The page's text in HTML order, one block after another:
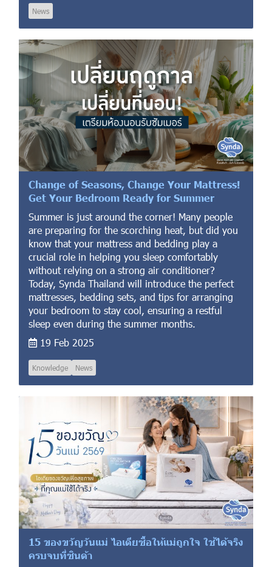
News
Change of Seasons, Change Your Mattress!
Get Your Bedroom Ready for Summer
Summer is just around the corner! Many people
are preparing for the scorching heat, but did you
know that your mattress and bedding play a
crucial role in helping you sleep comfortably
without relying on a strong air conditioner?
Today, Synda Thailand will introduce the perfect
mattresses, bedding sets, and tips for arranging
your bedroom to stay cool, ensuring a restful
sleep even during the summer months.
19 Feb 2025
Knowledge News
15 ของขวัญวันแม่ ไอเดียซื้อให้แม่ถูกใจ ใช้ได้จริง
ครบจบที่ซินด้า